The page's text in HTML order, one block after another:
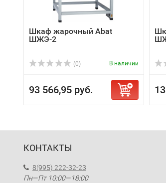
Шкаф жарочный Abat
ШЖЭ-2
(0) В наличии
93 566,95 руб.
КОНТАКТЫ
8(995) 222-32-23
Пн—Пт 10:00—18:00